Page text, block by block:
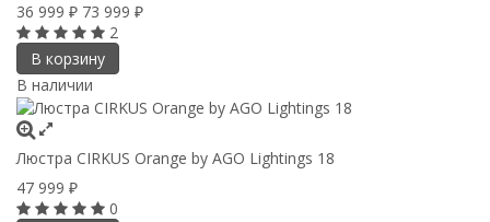
36 999 ₽ 73 999 ₽
2
В корзину
В наличии
Люстра CIRKUS Orange by AGO Lightings 18
47 999 ₽
0